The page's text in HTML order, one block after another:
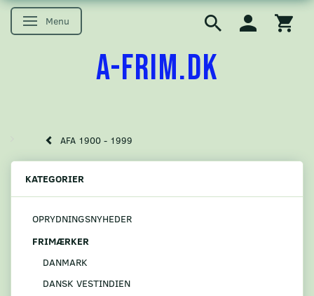
Skifte navigation
Menu
A-FRIM.DK
AFA 1900 - 1999
KATEGORIER
OPRYDNINGSNYHEDER
FRIMÆRKER
DANMARK
DANSK VESTINDIEN